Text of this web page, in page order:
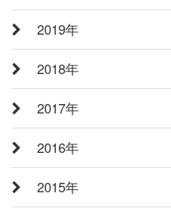
2019年
2018年
2017年
2016年
2015年